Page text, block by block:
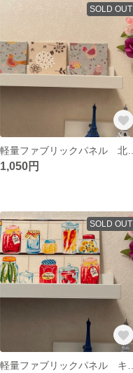
SOLD OUT
1,050円
SOLD OUT